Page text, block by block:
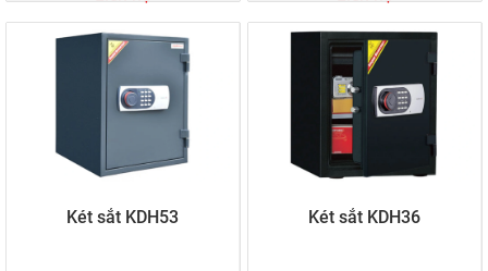
Két sắt KDH53 Két sắt KDH36